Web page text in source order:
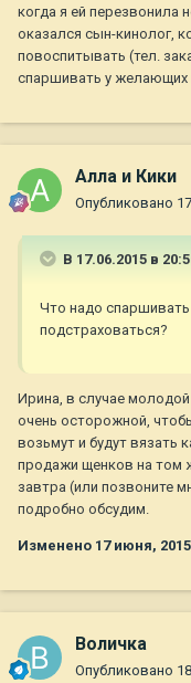
когда я ей перезвонила
оказался сын-кинолог,
повоспитывать (тел.
спаршивать у желающих
Алла и Кики
Опубликовано
В 17.06.2015 в
Что надо
подстраховаться?
Ирина, в случае
очень осторожной,
возьмут и будут вязать
продажи щенков на том
завтра (или позвоните
подробно обсудим.
Изменено 17 июня, 2015
Воличка
Опубликовано